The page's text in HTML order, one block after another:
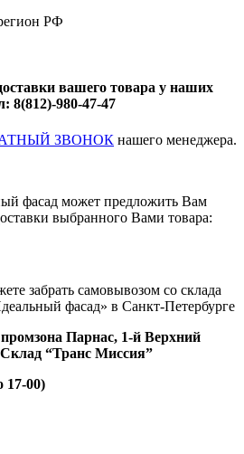
РФ
вашего товара у наших
8(812)-980-47-47
ЗВОНОК нашего менеджера.
фасад может предложить Вам
выбранного Вами товара:
забрать самовывозом со склада
фасад» в Санкт-Петербурге
Парнас, 1-й Верхний
Склад “Транс Миссия”
17-00)